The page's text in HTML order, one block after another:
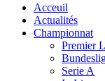
Acceuil
Actualités
Championnat
Premier
Serie A